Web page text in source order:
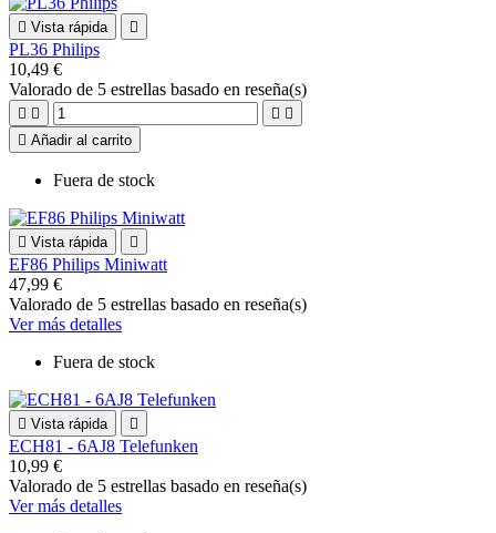
 Vista rápida 
PL36 Philips
10,49 €
Valorado de 5 estrellas basado en reseña(s)
   
 Añadir al carrito
Fuera de stock
 Vista rápida 
EF86 Philips Miniwatt
47,99 €
Valorado de 5 estrellas basado en reseña(s)
Ver más detalles
Fuera de stock
 Vista rápida 
ECH81 - 6AJ8 Telefunken
10,99 €
Valorado de 5 estrellas basado en reseña(s)
Ver más detalles